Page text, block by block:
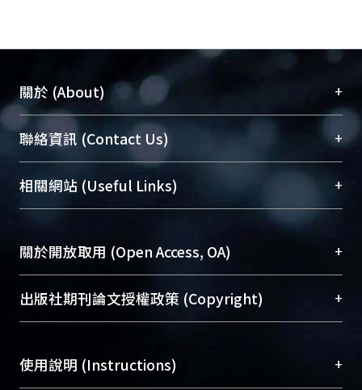
關於 (About) +
臺大位居世界頂尖大學之列，為永久珍藏及向國際
展現本校豐碩的研究成果及學術能量，圖書館整合
機構典藏（NTUR）與學術庫（AH）不同功能平
台，成為臺大學術典藏NTU scholars。期能整合研
究能量、促進交流合作、保存學術產出、推廣研究
成果。
To permanently archive and promote researcher
profiles and scholarly works, Library integrates the
services of “NTU Repository” with “Academic
聯絡資訊 (Contact Us) +
總館學科館員(Main Library)
醫學圖書館學科館員(Medical Library)
(Social
Sciences Library)
相關網站 (Useful Links) +
關於開放取用 (Open Access, OA) +
開放取用是從使用者角度提升資訊取用性的社會運
動，應用在學術研究上是透過將研究著作公開供使
用逐年攀升。同時可加速研究發展、提升研究影響
出版社期刊論文授權政策 (Copyright) +
含部分內容的版權非匯入者所有，或由第三方贊
使用說明 (Instructions) +